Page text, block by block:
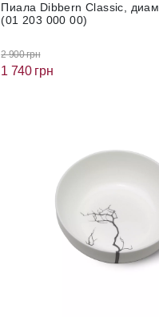
Пиала Dibbern Classic,
(01 203 000 00)
2 900 грн
1 740 грн